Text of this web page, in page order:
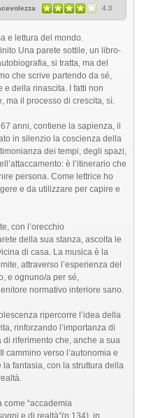
4.0
e lettura del mondo.
Una parete sottile, un libro-
si tratta, ma del
che scrive partendo da sé,
e della rinascita. I fatti non
ma il processo di crescita, sì.
anni, contiene la sapienza, il
in silenzio la coscienza della
dei tempi, degli spazi,
è l’itinerario che
persona. Come lettrice ho
e da utilizzare per capire e
con l’orecchio
della sua stanza, ascolta le
di casa. La musica è la
attraverso l’esperienza del
e ognuno/a per sé,
normativo interiore sano.
ripercorre l’idea della
rinforzando l’importanza di
riferimento che, anche a sua
cammino verso l’autonomia e
fantasia, con la struttura della
come “accademia
e di realtà”(p.134), in